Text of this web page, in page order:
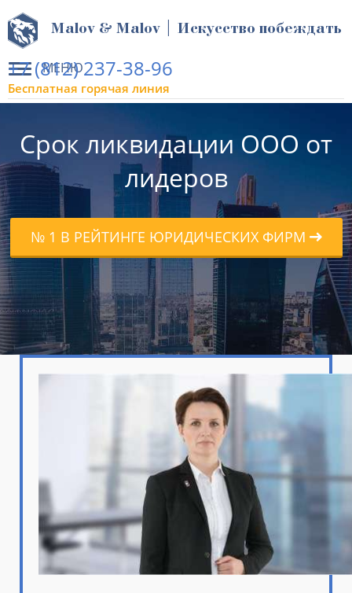
МЕНЮ
Malov & Malov | Искусство побеждать
+7 (812) 237-38-96
Бесплатная горячая линия
Срок ликвидации ООО от
лидеров
№ 1 В РЕЙТИНГЕ ЮРИДИЧЕСКИХ ФИРМ